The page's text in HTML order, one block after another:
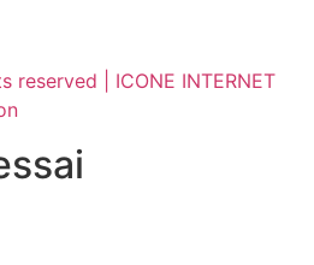
| ICONE INTERNET